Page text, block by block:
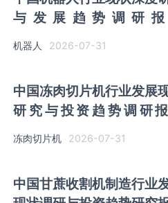
与发展趋势调研报
（2026-2033年）
机器人 2026-07-31
中国冻肉切片机行业发展
研究与投资趋势调研
（2026-2033年）
冻肉切片机 2026-07-31
中国甘蔗收割机制造行业